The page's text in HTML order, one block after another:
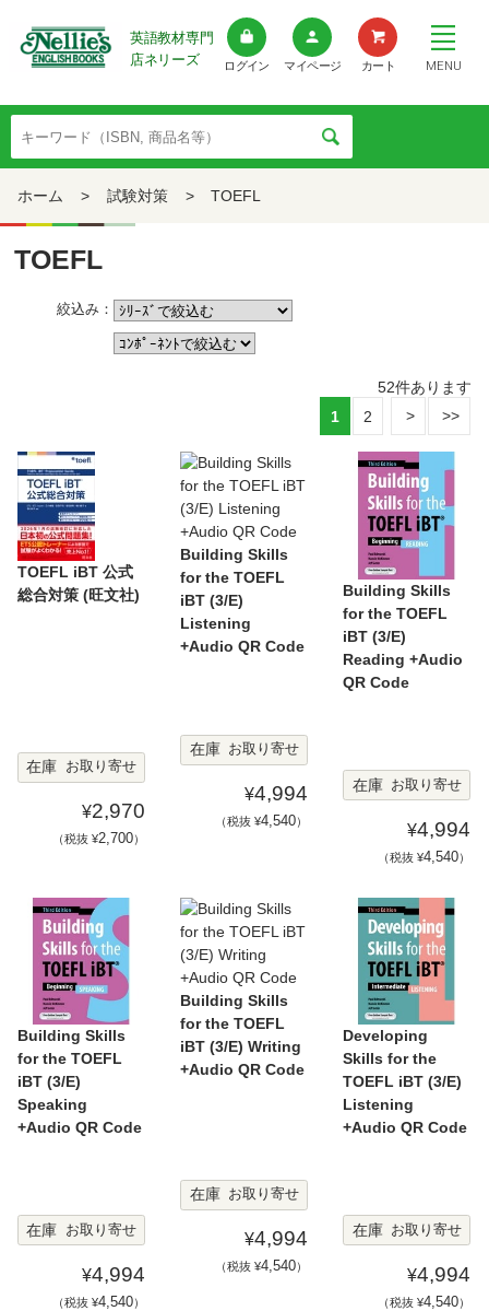
英語教材専門
店ネリーズ
ログイン マイページ カート MENU
ホーム > 試験対策 > TOEFL
TOEFL
絞込み：
52件あります
1
2
TOEFL iBT 公式
総合対策 (旺文社)
在庫 お取り寄せ
¥2,970
（税抜 ¥2,700）
Building Skills
for the TOEFL
iBT (3/E)
Listening
+Audio QR Code
在庫 お取り寄せ
¥4,994
（税抜 ¥4,540）
Building Skills
for the TOEFL
iBT (3/E)
Reading +Audio
QR Code
在庫 お取り寄せ
¥4,994
（税抜 ¥4,540）
Building Skills
for the TOEFL
iBT (3/E)
Speaking
+Audio QR Code
在庫 お取り寄せ
¥4,994
（税抜 ¥4,540）
Building Skills
for the TOEFL
iBT (3/E) Writing
+Audio QR Code
在庫 お取り寄せ
¥4,994
（税抜 ¥4,540）
Developing
Skills for the
TOEFL iBT (3/E)
Listening
+Audio QR Code
在庫 お取り寄せ
¥4,994
（税抜 ¥4,540）